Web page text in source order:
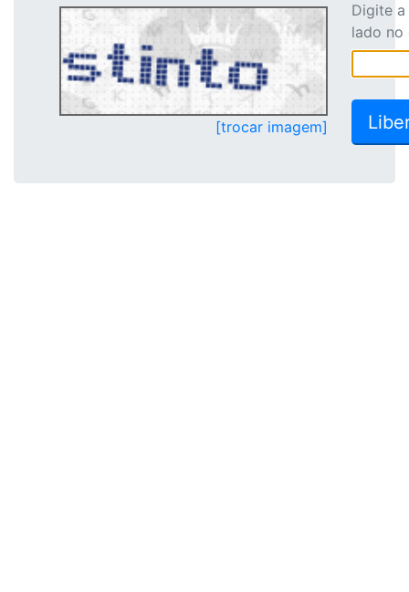
[trocar imagem]
Digite
lado no